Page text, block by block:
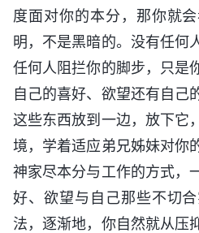
度面对你的本分，那你就
明，不是黑暗的。没有任何
任何人阻拦你的脚步，只是
自己的喜好、欲望还有自己
这些东西放到一边，放下它
境，学着适应弟兄姊妹对你
神家尽本分与工作的方式，
好、欲望与自己那些不切
法，逐渐地，你自然就从压